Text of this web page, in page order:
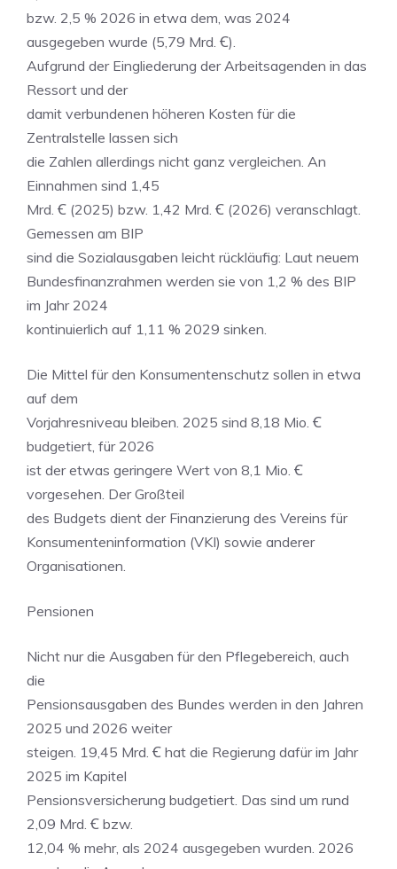
bzw. 2,5 % 2026 in etwa dem, was 2024
ausgegeben wurde (5,79 Mrd. Ꞓ).
Aufgrund der Eingliederung der Arbeitsagenden in das
Ressort und der
damit verbundenen höheren Kosten für die
Zentralstelle lassen sich
die Zahlen allerdings nicht ganz vergleichen. An
Einnahmen sind 1,45
Mrd. Ꞓ (2025) bzw. 1,42 Mrd. Ꞓ (2026) veranschlagt.
Gemessen am BIP
sind die Sozialausgaben leicht rückläufig: Laut neuem
Bundesfinanzrahmen werden sie von 1,2 % des BIP
im Jahr 2024
kontinuierlich auf 1,11 % 2029 sinken.
Die Mittel für den Konsumentenschutz sollen in etwa
auf dem
Vorjahresniveau bleiben. 2025 sind 8,18 Mio. Ꞓ
budgetiert, für 2026
ist der etwas geringere Wert von 8,1 Mio. Ꞓ
vorgesehen. Der Großteil
des Budgets dient der Finanzierung des Vereins für
Konsumenteninformation (VKI) sowie anderer
Organisationen.
Pensionen
Nicht nur die Ausgaben für den Pflegebereich, auch
die
Pensionsausgaben des Bundes werden in den Jahren
2025 und 2026 weiter
steigen. 19,45 Mrd. Ꞓ hat die Regierung dafür im Jahr
2025 im Kapitel
Pensionsversicherung budgetiert. Das sind um rund
2,09 Mrd. Ꞓ bzw.
12,04 % mehr, als 2024 ausgegeben wurden. 2026